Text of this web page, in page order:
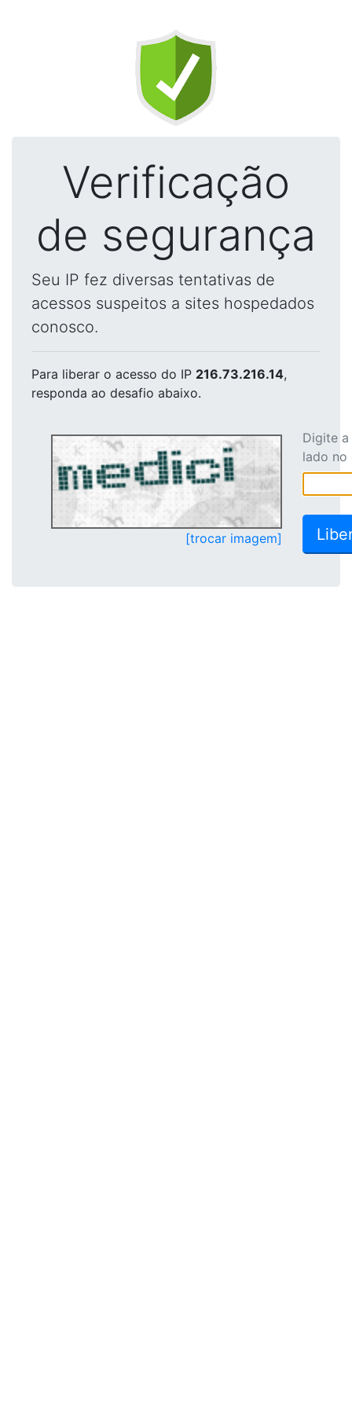
Verificação
de segurança
Seu IP fez diversas tentativas de
acessos suspeitos a sites hospedados
conosco.
Para liberar o acesso do IP 216.73.216.14,
responda ao desafio abaixo.
[trocar imagem]
Digite
lado no